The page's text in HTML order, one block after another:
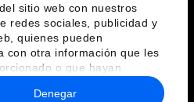
sitio web con nuestros
redes sociales, publicidad y
quienes pueden
con otra información que les
o que hayan
a partir del uso que haya
servicios.
Denegar